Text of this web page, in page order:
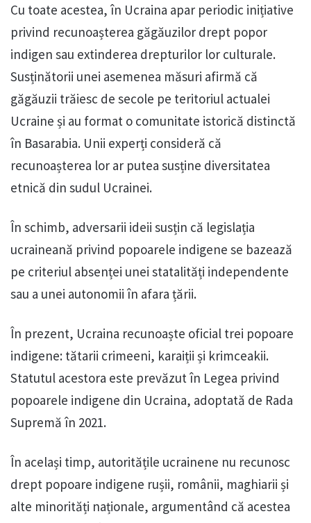
Cu toate acestea, în Ucraina apar periodic inițiative
privind recunoașterea găgăuzilor drept popor
indigen sau extinderea drepturilor lor culturale.
Susținătorii unei asemenea măsuri afirmă că
găgăuzii trăiesc de secole pe teritoriul actualei
Ucraine și au format o comunitate istorică distinctă
în Basarabia. Unii experți consideră că
recunoașterea lor ar putea susține diversitatea
etnică din sudul Ucrainei.
În schimb, adversarii ideii susțin că legislația
ucraineană privind popoarele indigene se bazează
pe criteriul absenței unei statalități independente
sau a unei autonomii în afara țării.
În prezent, Ucraina recunoaște oficial trei popoare
indigene: tătarii crimeeni, karaiții și krimceakii.
Statutul acestora este prevăzut în Legea privind
popoarele indigene din Ucraina, adoptată de Rada
Supremă în 2021.
În același timp, autoritățile ucrainene nu recunosc
drept popoare indigene rușii, românii, maghiarii și
alte minorități naționale, argumentând că acestea